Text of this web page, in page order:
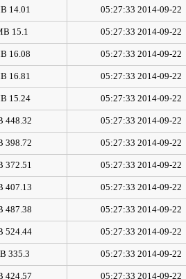
2014-09-22 05:27:33
14.01 MB
2014-09-22 05:27:33
15.1 MB
2014-09-22 05:27:33
16.08 MB
2014-09-22 05:27:33
16.81 MB
2014-09-22 05:27:33
15.24 MB
2014-09-22 05:27:33
448.32 KB
2014-09-22 05:27:33
398.72 KB
2014-09-22 05:27:33
372.51 KB
2014-09-22 05:27:33
407.13 KB
2014-09-22 05:27:33
487.38 KB
2014-09-22 05:27:33
524.44 KB
2014-09-22 05:27:33
335.3 KB
2014-09-22 05:27:33
424.57 KB